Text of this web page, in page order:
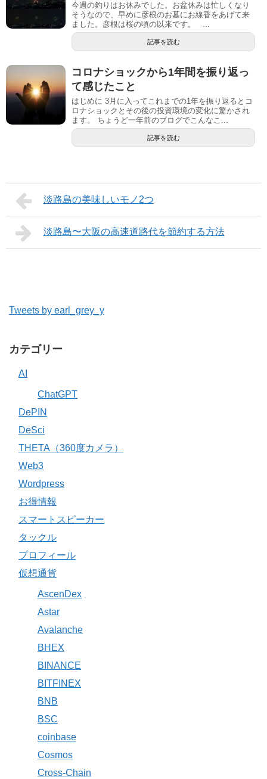
今週の釣りはお休みでした。お盆休みは忙しくなり
そうなので、早めに彦根のお墓にお線香をあげて来
ました。彦根は桜の頃の以来です。 ...
記事を読む
コロナショックから1年間を振り返っ
て感じたこと
はじめに 3月に入ってこれまでの1年を振り返るとコ
ロナショックとその後の投資環境の変化に驚かされ
ます。 ちょうど一年前のブログでこんなこ...
記事を読む
淡路島の美味しいモノ2つ
淡路島〜大阪の高速道路代を節約する方法
Tweets by earl_grey_y
カテゴリー
AI
ChatGPT
DePIN
DeSci
THETA（360度カメラ）
Web3
Wordpress
お得情報
スマートスピーカー
タックル
プロフィール
仮想通貨
AscenDex
Astar
Avalanche
BHEX
BINANCE
BITFINEX
BNB
BSC
coinbase
Cosmos
Cross-Chain